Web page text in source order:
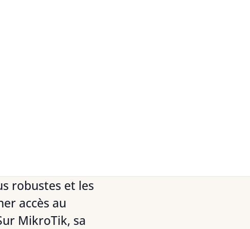
robustes et les
accès au
MikroTik, sa